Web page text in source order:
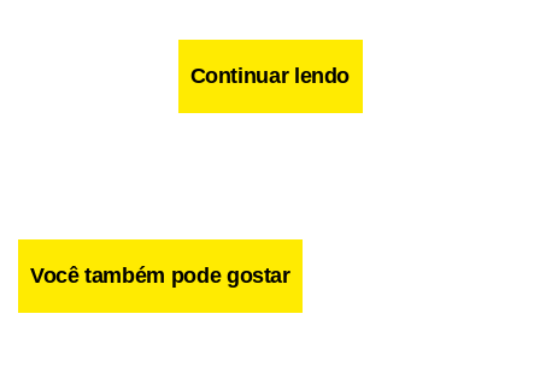
Facebook
WhatsApp
LinkedIn
Twitter
X
Continuar lendo
Você também pode gostar